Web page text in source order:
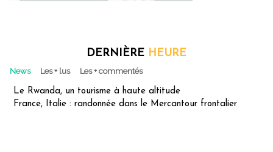
DERNIÈRE HEURE
News Les + lus Les + commentés
Le Rwanda, un tourisme à haute altitude
France, Italie : randonnée dans le Mercantour frontalier